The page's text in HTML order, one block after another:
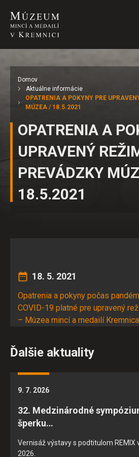
Domov
Aktuálne informácie
OPATRENIA A POKYNY PRE
MÚZEA / 18.5.2021
OPATRENIA A
UPRAVENÝ
PREVÁDZKY
18.5.2021
18. 5. 2021
Opatrenia a pokyny počas
COVID-19 platné pre upravený režim prevádzky NBS
– Múzea mincí a medailí Kremnica
Ďalšie aktuality
9. 7. 2026
32. Medzinárodné
šperku…
Vernisáž výstavy s podtitulom REMIX
2026.
Súhlas s používaním
Cookies sú malé súbory, ktoré sa
funkcií sociálnych sietí a na analýzu
cookie, ktoré sú nevyhnutné pre
Pre všetky ostatné typy súborov
pomôžete nám tak naše stránky a
súhlas s používaním cookies na
samozrejme kedykoľvek zmeniť alebo